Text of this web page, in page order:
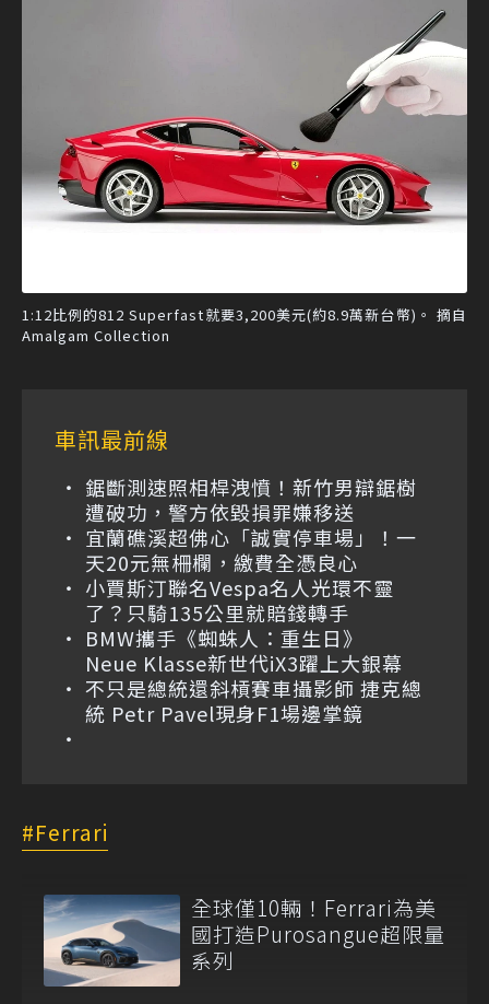
1:12比例的812 Superfast就要3,200美元(約8.9萬新台幣)。 摘自
Amalgam Collection
車訊最前線
鋸斷測速照相桿洩憤！新竹男辯鋸樹
遭破功，警方依毀損罪嫌移送
宜蘭礁溪超佛心「誠實停車場」！一
天20元無柵欄，繳費全憑良心
小賈斯汀聯名Vespa名人光環不靈
了？只騎135公里就賠錢轉手
BMW攜手《蜘蛛人：重生日》
Neue Klasse新世代iX3躍上大銀幕
不只是總統還斜槓賽車攝影師 捷克總
統 Petr Pavel現身F1場邊掌鏡
Ferrari
全球僅10輛！Ferrari為美
國打造Purosangue超限量
系列